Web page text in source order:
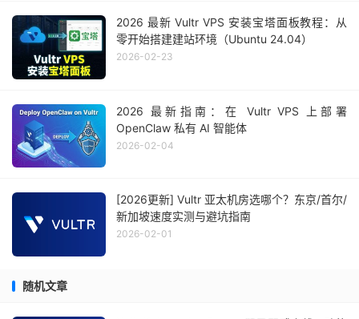
2026 最新 Vultr VPS 安装宝塔面板教程：从
零开始搭建建站环境（Ubuntu 24.04）
2026-02-23
2026 最新指南：在 Vultr VPS 上部署
OpenClaw 私有 AI 智能体
2026-02-04
[2026更新] Vultr 亚太机房选哪个？东京/首尔/
新加坡速度实测与避坑指南
2026-02-01
随机文章